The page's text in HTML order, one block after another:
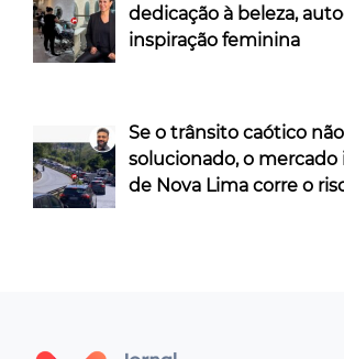
dedicação à beleza,
inspiração feminina
Se o trânsito caótico
solucionado, o mercado
de Nova Lima corre o